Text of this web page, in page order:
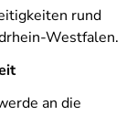
rund
Westfalen.
an die